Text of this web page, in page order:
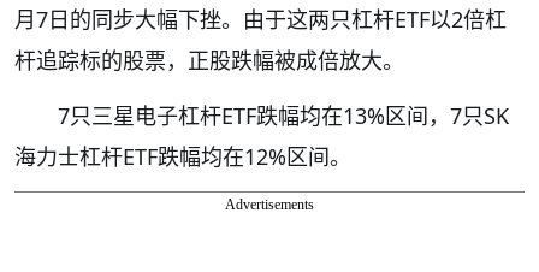
月7日的同步大幅下挫。由于这两只杠杆ETF以2倍杠
杆追踪标的股票，正股跌幅被成倍放大。
7只三星电子杠杆ETF跌幅均在13%区间，7只SK
海力士杠杆ETF跌幅均在12%区间。
Advertisements